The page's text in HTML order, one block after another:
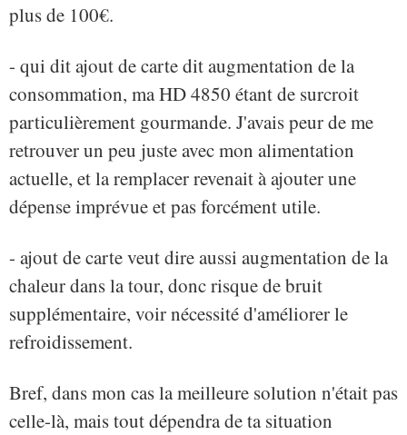
plus de 100€.
- qui dit ajout de carte dit augmentation de la
consommation, ma HD 4850 étant de surcroit
particulièrement gourmande. J'avais peur de me
retrouver un peu juste avec mon alimentation
actuelle, et la remplacer revenait à ajouter une
dépense imprévue et pas forcément utile.
- ajout de carte veut dire aussi augmentation de la
chaleur dans la tour, donc risque de bruit
supplémentaire, voir nécessité d'améliorer le
refroidissement.
Bref, dans mon cas la meilleure solution n'était pas
celle-là, mais tout dépendra de ta situation